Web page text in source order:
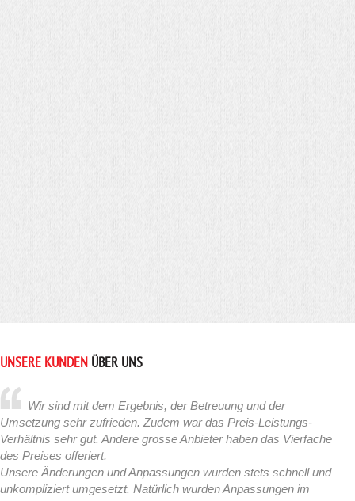
UNSERE KUNDEN ÜBER UNS
Wir sind mit dem Ergebnis, der Betreuung und der
Umsetzung sehr zufrieden. Zudem war das Preis-Leistungs-
Verhältnis sehr gut. Andere grosse Anbieter haben das Vierfache
des Preises offeriert.
Unsere Änderungen und Anpassungen wurden stets schnell und
unkompliziert umgesetzt. Natürlich wurden Anpassungen im